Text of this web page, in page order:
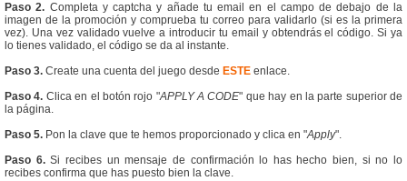
Paso 2. Completa y captcha y añade tu email en el campo de debajo de la
imagen de la promoción y comprueba tu correo para validarlo (si es la primera
vez). Una vez validado vuelve a introducir tu email y obtendrás el código. Si ya
lo tienes validado, el código se da al instante.
Paso 3. Create una cuenta del juego desde ESTE enlace.
Paso 4. Clica en el botón rojo "APPLY A CODE" que hay en la parte superior de
la página.
Paso 5. Pon la clave que te hemos proporcionado y clica en "Apply".
Paso 6.Si recibes un mensaje de confirmación lo has hecho bien, si no lo
recibes confirma que has puesto bien la clave.